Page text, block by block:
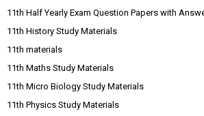
11th Half Yearly Exam Question Papers with
11th History Study Materials
11th materials
11th Maths Study Materials
11th Micro Biology Study Materials
11th Physics Study Materials